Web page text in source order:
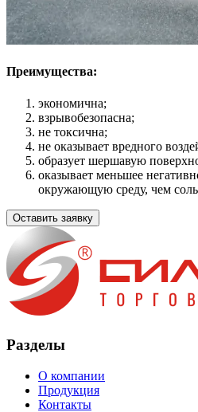
Преимущества:
экономична;
взрывобезопасна;
не токсична;
не оказывает вредного
образует шершавую
оказывает меньшее
окружающую среду, чем
Оставить заявку
Разделы
О компании
Продукция
Контакты